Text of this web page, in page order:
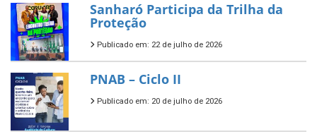
Sanharó Participa da Trilha da
Proteção
Publicado em: 22 de julho de 2026
PNAB – Ciclo II
Publicado em: 20 de julho de 2026